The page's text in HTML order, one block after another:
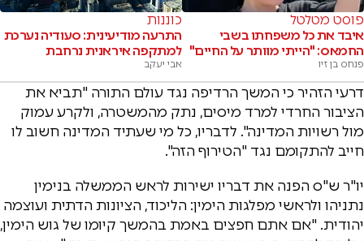
פוסט מטלטל
איבד את כל משפחתו בשבי
החמאס: "הייתי מוותר על החיים"
פנחס בן זיו
כוננות
התרעה מודיעינית: סעודיה נערכת
למתקפה איראנית נרחבת
אבי יעקב
דרעי הזהיר כי המשך הרדיפה נגד עולם התורה "תביא את
הציבור החרדי למרד מיסים, נתק מהמשטרה, ולקרע עמוק
מול רשויות המדינה". לדבריו, כל מי שעתיד המדינה חשוב לו
חייב להתקומם נגד "הטירוף הזה".
יו"ר ש"ס הפנה את דבריו ישירות לראש הממשלה בנימין
נתניהו ולראשי מפלגות הימין: הליכוד, הציונות הדתית ועוצמה
יהודית. "אם אתם חפצים באמת בהמשך קיומו של גוש הימין,